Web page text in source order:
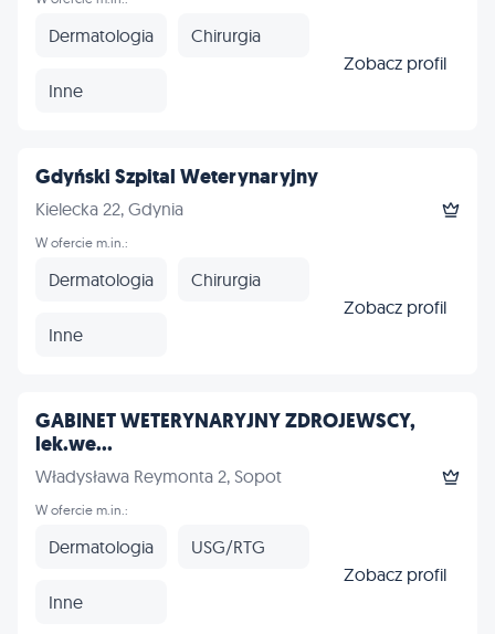
Dermatologia Chirurgia
Inne
Zobacz profil
Gdyński Szpital Weterynaryjny
Kielecka 22, Gdynia
W ofercie m.in.:
Dermatologia Chirurgia
Inne
Zobacz profil
GABINET WETERYNARYJNY ZDROJEWSCY,
lek.we...
Władysława Reymonta 2, Sopot
W ofercie m.in.:
Dermatologia USG/RTG
Inne
Zobacz profil